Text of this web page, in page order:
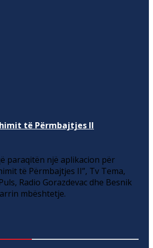
të Përmbajtjes II
paraqitën një aplikacion për
të Përmbajtjes II”, Tv Tema,
Radio Gorazdevac dhe Besnik
mbështetje.